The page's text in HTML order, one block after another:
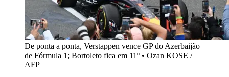
De ponta a ponta, Verstappen vence GP do Azerbaijão
de Fórmula 1; Bortoleto fica em 11º • Ozan KOSE /
AFP